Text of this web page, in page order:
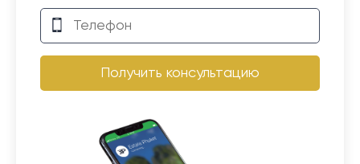
Получить консультацию